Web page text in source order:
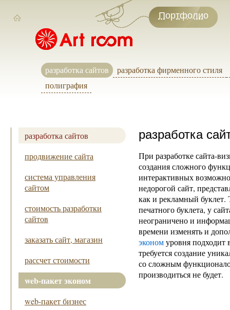
Портфолио
разработка сайтов
разработка фирменного стиля
полиграфия
разработка сайтов
продвижение сайта
система управления
сайтом
стоимость разработки
сайтов
заказать сайт, магазин
рассчет стоимости
web-пакет эконом
web-пакет бизнес
разработка
При разработке сайта-
создания сложного
интерактивных
недорогой сайт,
как и рекламный буклет.
печатного буклета, у
неограничено и
времени изменять и
экономуровня подходит
требуется создание
со сложным
производиться не будет.